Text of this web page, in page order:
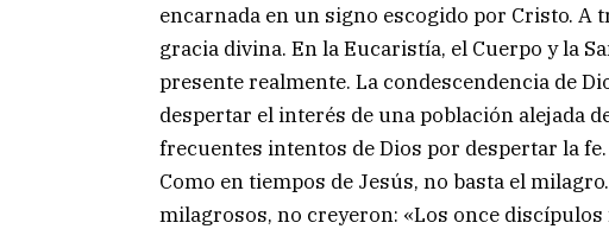
encarnada en un signo escogido por Cristo.
gracia divina. En la Eucaristía, el Cuerpo y la
presente realmente. La condescendencia de
despertar el interés de una población alejada
frecuentes intentos de Dios por despertar la fe.
Como en tiempos de Jesús, no basta el
milagrosos, no creyeron: «Los once